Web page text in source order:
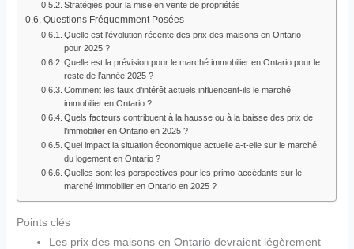
Stratégies pour la mise en vente de propriétés
Questions Fréquemment Posées
Quelle est l’évolution récente des prix des maisons en Ontario
pour 2025 ?
Quelle est la prévision pour le marché immobilier en Ontario pour le
reste de l’année 2025 ?
Comment les taux d’intérêt actuels influencent-ils le marché
immobilier en Ontario ?
Quels facteurs contribuent à la hausse ou à la baisse des prix de
l’immobilier en Ontario en 2025 ?
Quel impact la situation économique actuelle a-t-elle sur le marché
du logement en Ontario ?
Quelles sont les perspectives pour les primo-accédants sur le
marché immobilier en Ontario en 2025 ?
Points clés
Les prix des maisons en Ontario devraient légèrement